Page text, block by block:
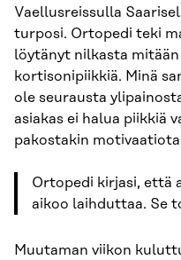
Vaellusreissulla
turposi. Ortopedi teki
löytänyt nilkasta mitään
kortisonipiikkiä. Minä
ole seurausta
asiakas ei halua piikkiä
pakostakin
Ortopedi kirjasi, että
aikoo laihduttaa. Se
Muutaman viikon